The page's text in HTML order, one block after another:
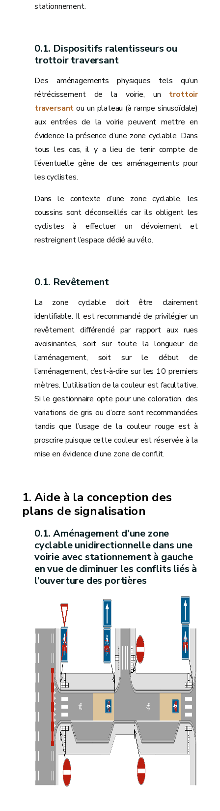
stationnement.
Dispositifs ralentisseurs ou
trottoir traversant
Des aménagements physiques tels qu’un
rétrécissement de la voirie, un trottoir
traversant ou un plateau (à rampe sinusoïdale)
aux entrées de la voirie peuvent mettre en
évidence la présence d’une zone cyclable. Dans
tous les cas, il y a lieu de tenir compte de
l’éventuelle gêne de ces aménagements pour
les cyclistes.
Dans le contexte d’une zone cyclable, les
coussins sont déconseillés car ils obligent les
cyclistes à effectuer un dévoiement et
restreignent l’espace dédié au vélo.
Revêtement
La zone cyclable doit être clairement
identifiable. Il est recommandé de privilégier un
revêtement différencié par rapport aux rues
avoisinantes, soit sur toute la longueur de
l’aménagement, soit sur le début de
l’aménagement, c’est-à-dire sur les 10 premiers
mètres. L’utilisation de la couleur est facultative.
Si le gestionnaire opte pour une coloration, des
variations de gris ou d’ocre sont recommandées
tandis que l’usage de la couleur rouge est à
proscrire puisque cette couleur est réservée à la
mise en évidence d’une zone de conflit.
Aide à la conception des
plans de signalisation
Aménagement d’une zone
cyclable unidirectionnelle dans une
voirie avec stationnement à gauche
en vue de diminuer les conflits liés à
l’ouverture des portières